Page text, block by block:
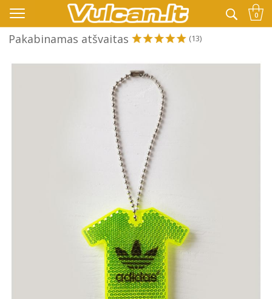
👉 -10% KODAS VISKAM PAPILDOMAI: VASARA 0
Pakabinamas atšvaitas (13)